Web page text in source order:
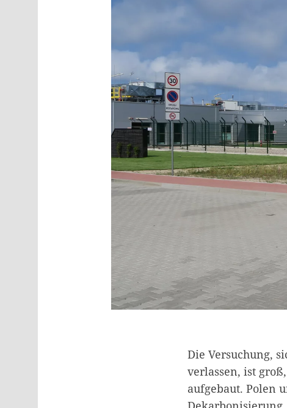
Die Versuchung,
verlassen, ist
aufgebaut. Polen